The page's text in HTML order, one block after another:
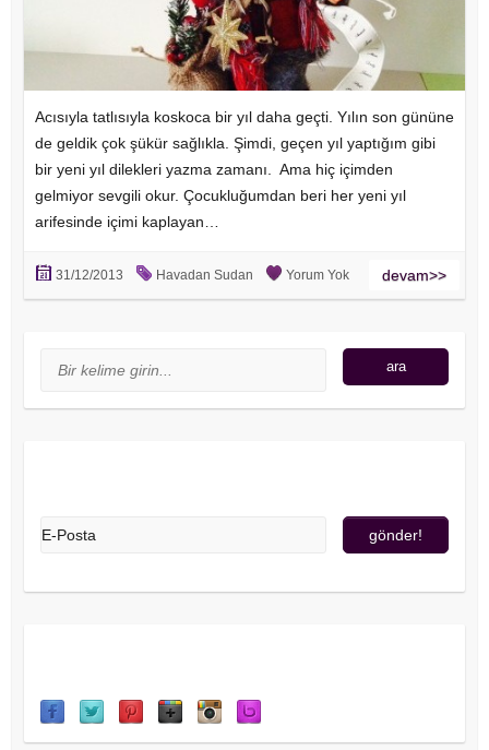
Acısıyla tatlısıyla koskoca bir yıl daha geçti. Yılın son gününe
de geldik çok şükür sağlıkla. Şimdi, geçen yıl yaptığım gibi
bir yeni yıl dilekleri yazma zamanı. Ama hiç içimden
gelmiyor sevgili okur. Çocukluğumdan beri her yeni yıl
arifesinde içimi kaplayan…
31/12/2013 Havadan Sudan Yorum Yok devam>>
Arama ara